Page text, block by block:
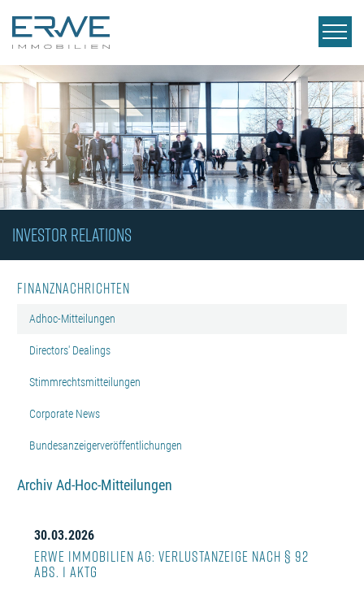
INVESTOR RELATIONS
Finanznachrichten
Adhoc-Mitteilungen
Directors' Dealings
Stimmrechtsmitteilungen
Corporate News
Bundesanzeigerveröffentlichungen
Archiv Ad-Hoc-Mitteilungen
30.03.2026
ERWE Immobilien AG: Verlustanzeige nach § 92
Abs. 1 AktG